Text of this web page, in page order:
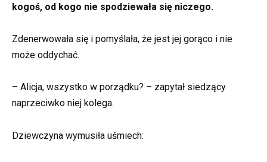
kogoś, od kogo nie spodziewała się niczego.
Zdenerwowała się i pomyślała, że jest jej gorąco i nie
może oddychać.
– Alicja, wszystko w porządku? – zapytał siedzący
naprzeciwko niej kolega.
Dziewczyna wymusiła uśmiech: